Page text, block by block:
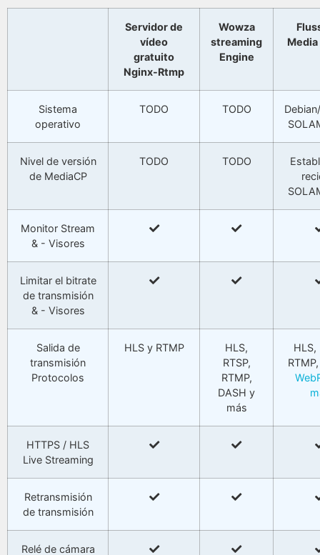
Servidor de
vídeo
gratuito
Nginx-Rtmp
Wowza
streaming
Engine
Sistema
operativo
TODO TODO
Nivel de versión
de MediaCP
TODO TODO
Monitor Stream
& - Visores
Limitar el bitrate
de transmisión
& - Visores
Salida de
transmisión
Protocolos
HLS y RTMP
HLS,
RTSP,
RTMP,
DASH y
más
HLS,
HTTPS / HLS
Live Streaming
Retransmisión
de transmisión
Relé de cámara